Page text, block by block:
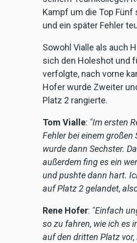
Kampf um die Top
und ein später Fehler
Sowohl Vialle als auch
sich den Holeshot und
verfolgte, nach vorne
Hofer wurde Zweiter
Platz 2 rangierte.
Tom Vialle: "Im ersten
Fehler bei einem
wurde dann Sechster.
außerdem fing es ein
und pushte dann hart.
auf Platz 2 gelandet,
Rene Hofer: "Einfach
so zu fahren, wie ich es
auf den dritten Platz